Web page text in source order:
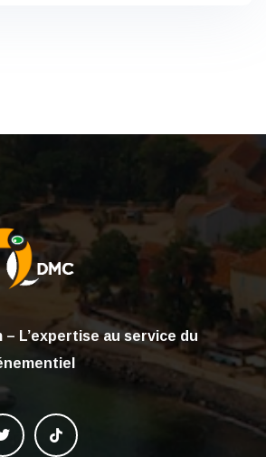
L’expertise au service du